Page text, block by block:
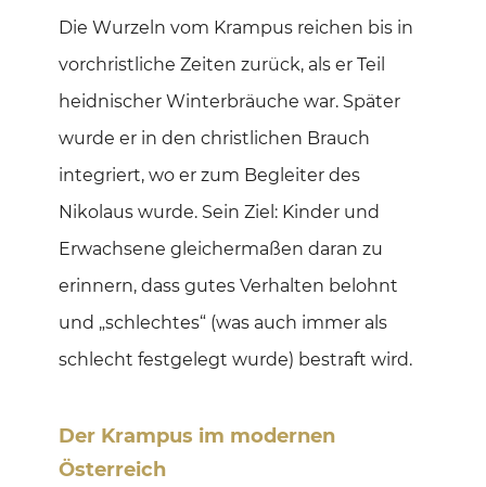
Die Wurzeln vom Krampus reichen bis in
vorchristliche Zeiten zurück, als er Teil
heidnischer Winterbräuche war. Später
wurde er in den christlichen Brauch
integriert, wo er zum Begleiter des
Nikolaus wurde. Sein Ziel: Kinder und
Erwachsene gleichermaßen daran zu
erinnern, dass gutes Verhalten belohnt
und „schlechtes“ (was auch immer als
schlecht festgelegt wurde) bestraft wird.
Der Krampus im modernen
Österreich